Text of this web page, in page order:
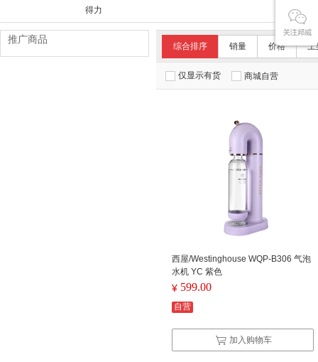
得力
综合排序 销量 价格 上
仅显示有货 商城自营
西屋/Westinghouse WQP-B306 气泡
水机 YC 紫色
¥ 599.00
自营
加入购物车
推广商品